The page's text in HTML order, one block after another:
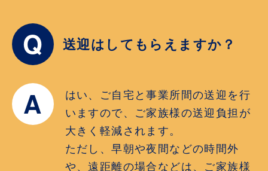
Q 送迎はしてもらえますか？
A
はい、ご自宅と事業所間の送迎を行
いますので、ご家族様の送迎負担が
大きく軽減されます。
ただし、早朝や夜間などの時間外
や、遠距離の場合などは、ご家族様